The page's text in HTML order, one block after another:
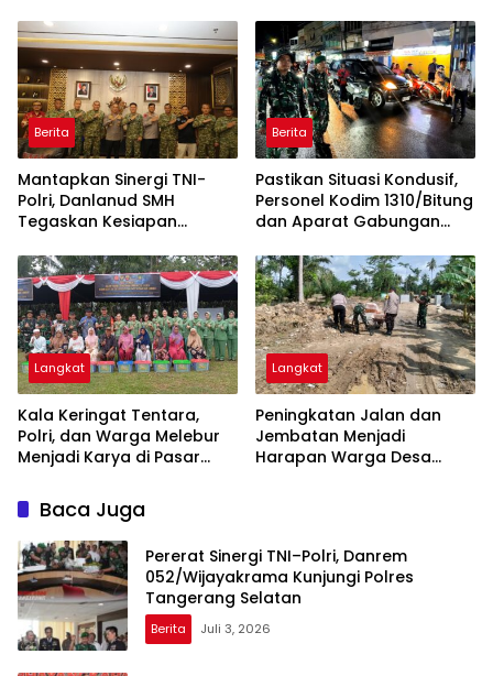
Berita
Mantapkan Sinergi TNI-
Polri, Danlanud SMH
Tegaskan Kesiapan
Sumsel
Berita
Pastikan Situasi Kondusif,
Personel Kodim 1310/Bitung
dan Aparat Gabungan
Malam Takbiran dan
Sholat Idul Adha 1447 H
Langkat
Kala Keringat Tentara,
Polri, dan Warga Melebur
Menjadi Karya di Pasar
Langkat
Peningkatan Jalan dan
Jembatan Menjadi
Harapan Warga Desa
Baca Juga
Pererat Sinergi TNI–Polri, Danrem
052/Wijayakrama Kunjungi Polres
Tangerang Selatan
Berita Juli 3, 2026